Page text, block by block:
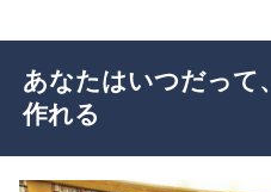
あなたはいつだって
作れる